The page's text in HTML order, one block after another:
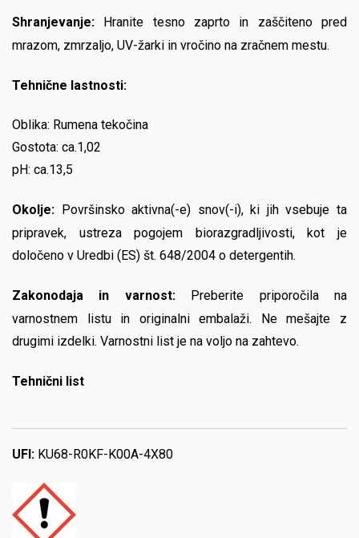
Shranjevanje: Hranite tesno zaprto in zaščiteno pred
mrazom, zmrzaljo, UV-žarki in vročino na zračnem mestu.
Tehnične lastnosti:
Oblika: Rumena tekočina
Gostota: ca.1,02
pH: ca.13,5
Okolje:
Površinsko aktivna(-e) snov(-i), ki jih vsebuje ta
pripravek, ustreza pogojem biorazgradljivosti, kot je
določeno v Uredbi (ES) št. 648/2004 o detergentih.
Zakonodaja in varnost:
Preberite priporočila na
varnostnem listu in originalni embalaži. Ne mešajte z
drugimi izdelki. Varnostni list je na voljo na zahtevo.
Tehnični list
UFI: KU68-R0KF-K00A-4X80